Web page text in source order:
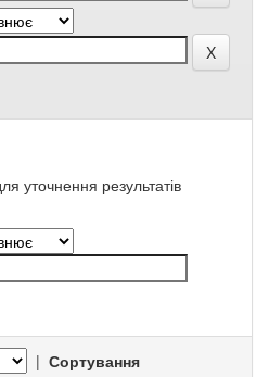
уточнення результатів
| Сортування